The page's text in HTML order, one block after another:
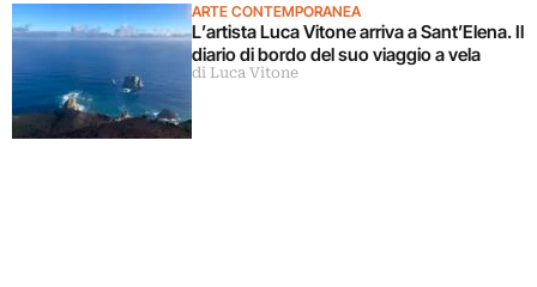
ARTE CONTEMPORANEA
L’artista Luca Vitone arriva a Sant’Elena. Il
diario di bordo del suo viaggio a vela
di Luca Vitone